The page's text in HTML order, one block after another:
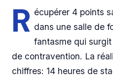
R écupérer 4 points
dans une salle de
fantasme qui surgit
de contravention. La
chiffres: 14 heures de